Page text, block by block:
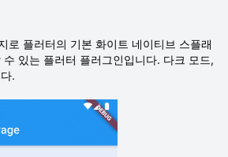
로 플러터의 기본 화이트 네이티브 스플래
있는 플러터 플러그인입니다. 다크 모드,
.